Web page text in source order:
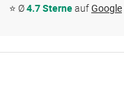
⭐ Ø4.7 SterneaufGoogle